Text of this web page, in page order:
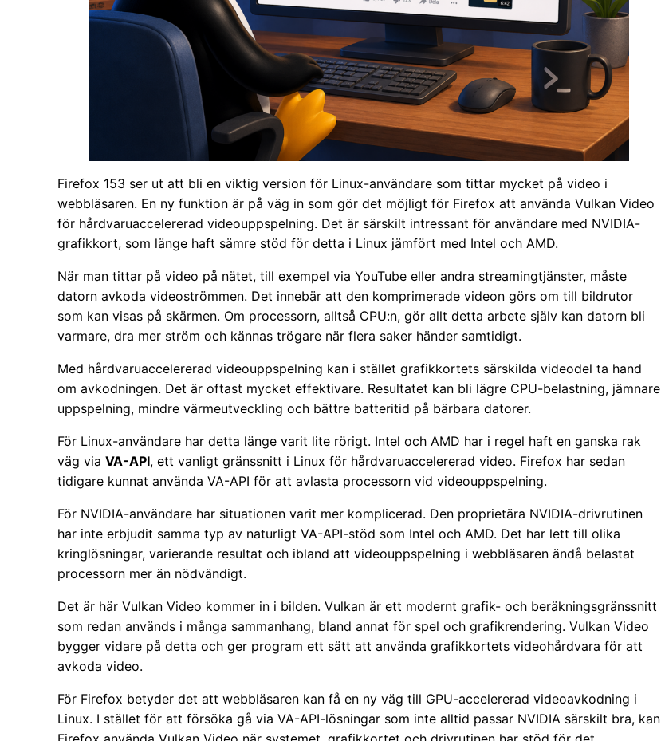
Firefox 153 ser ut att bli en viktig version för Linux-användare som tittar mycket på video i
webbläsaren. En ny funktion är på väg in som gör det möjligt för Firefox att använda Vulkan Video
för hårdvaruaccelererad videouppspelning. Det är särskilt intressant för användare med NVIDIA-
grafikkort, som länge haft sämre stöd för detta i Linux jämfört med Intel och AMD.
När man tittar på video på nätet, till exempel via YouTube eller andra streamingtjänster, måste
datorn avkoda videoströmmen. Det innebär att den komprimerade videon görs om till bildrutor
som kan visas på skärmen. Om processorn, alltså CPU:n, gör allt detta arbete själv kan datorn bli
varmare, dra mer ström och kännas trögare när flera saker händer samtidigt.
Med hårdvaruaccelererad videouppspelning kan i stället grafikkortets särskilda videodel ta hand
om avkodningen. Det är oftast mycket effektivare. Resultatet kan bli lägre CPU-belastning, jämnare
uppspelning, mindre värmeutveckling och bättre batteritid på bärbara datorer.
För Linux-användare har detta länge varit lite rörigt. Intel och AMD har i regel haft en ganska rak
väg via VA-API, ett vanligt gränssnitt i Linux för hårdvaruaccelererad video. Firefox har sedan
tidigare kunnat använda VA-API för att avlasta processorn vid videouppspelning.
För NVIDIA-användare har situationen varit mer komplicerad. Den proprietära NVIDIA-drivrutinen
har inte erbjudit samma typ av naturligt VA-API-stöd som Intel och AMD. Det har lett till olika
kringlösningar, varierande resultat och ibland att videouppspelning i webbläsaren ändå belastat
processorn mer än nödvändigt.
Det är här Vulkan Video kommer in i bilden. Vulkan är ett modernt grafik- och beräkningsgränssnitt
som redan används i många sammanhang, bland annat för spel och grafikrendering. Vulkan Video
bygger vidare på detta och ger program ett sätt att använda grafikkortets videohårdvara för att
avkoda video.
För Firefox betyder det att webbläsaren kan få en ny väg till GPU-accelererad videoavkodning i
Linux. I stället för att försöka gå via VA-API-lösningar som inte alltid passar NVIDIA särskilt bra, kan